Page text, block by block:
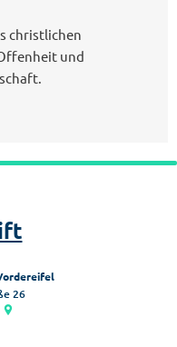
christlichen
und
26